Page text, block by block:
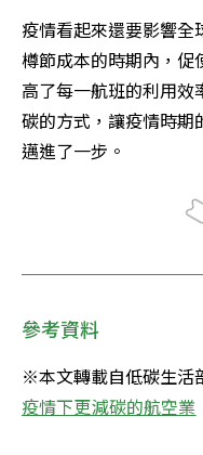
疫情看起來還要影響全
樽節成本的時期內，促
高了每一航班的利用
碳的方式，讓疫情時期
邁進了一步。
參考資料
※本文轉載自低碳生活
疫情下更減碳的航空業